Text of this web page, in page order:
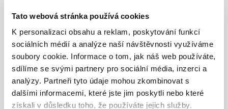
Tato webová stránka používá cookies
K personalizaci obsahu a reklam, poskytování funkcí
sociálních médií a analýze naší návštěvnosti využíváme
soubory cookie. Informace o tom, jak náš web používáte,
sdílíme se svými partnery pro sociální média, inzerci a
analýzy. Partneři tyto údaje mohou zkombinovat s
dalšími informacemi, které jste jim poskytli nebo které
získali v důsledku toho, že používáte jejich služby.
Od pondělí 23. 3. 2020do pátku27. 3. 2020
V pondělí30. 3. 2020 a úterý31. 3. 2020- od 8:00 do
17:00 hodin
V poslední den lhůty, tj. ve středu 1. 4. 2020- od 8:00 do
18:00 hodin
Zaměstnanci, kteří měli v roce 2019 příjmy pouze ze závislé
činnosti na území ČR, mohou využítzjednodušený